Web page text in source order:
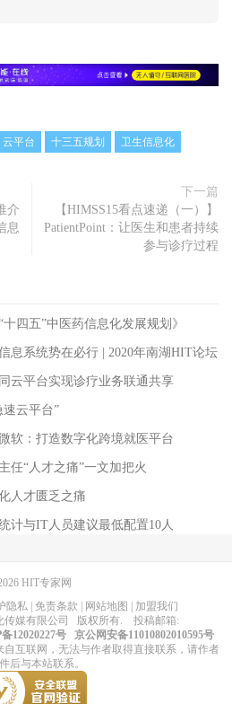
云平台 十三五规划 卫生信息化
介
息
下一篇
【HIMSS15看点速递（一）】
PatientPoint：让医生和患者持续
参与诊疗过程
四五”中医药信息化发展规划》
息系统势在必行 | 2020年南湖HIT论坛
云平台实现诊疗业务联通共享
云平台”
软：打造数字化跨境就医平台
任“人才之痛”一文加把火
人才匮乏之痛
计与IT人员建议最低配置10人
HIT专家网
隐私 免责条款 网站地图
加盟我们
媒有限公司 版权所有. 投稿邮箱:
12020227号
京公网安备11010802010595号
互联网，无法与作者取得直接联系，请作者
后与本站联系。